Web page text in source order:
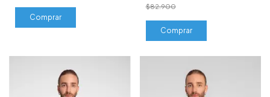
Comprar
$82.900
Comprar